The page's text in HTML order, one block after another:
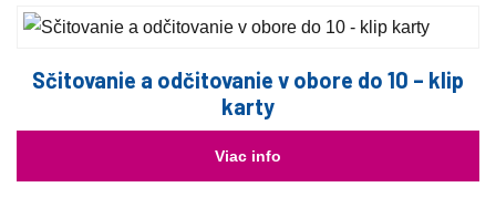
Sčitovanie a odčitovanie v obore do 10 – klip
karty
Viac info